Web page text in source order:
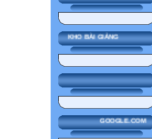
KHO BÀI GIẢNG
GOOGLE.COM